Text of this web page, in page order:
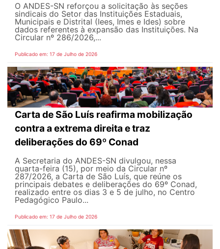
O ANDES-SN reforçou a solicitação às seções
sindicais do Setor das Instituições Estaduais,
Municipais e Distrital (Iees, Imes e Ides) sobre
dados referentes à expansão das Instituições. Na
Circular nº 286/2026,...
Publicado em: 17 de Julho de 2026
Carta de São Luís reafirma mobilização
contra a extrema direita e traz
deliberações do 69º Conad
A Secretaria do ANDES-SN divulgou, nessa
quarta-feira (15), por meio da Circular nº
287/2026, a Carta de São Luís, que reúne os
principais debates e deliberações do 69º Conad,
realizado entre os dias 3 e 5 de julho, no Centro
Pedagógico Paulo...
Publicado em: 17 de Julho de 2026